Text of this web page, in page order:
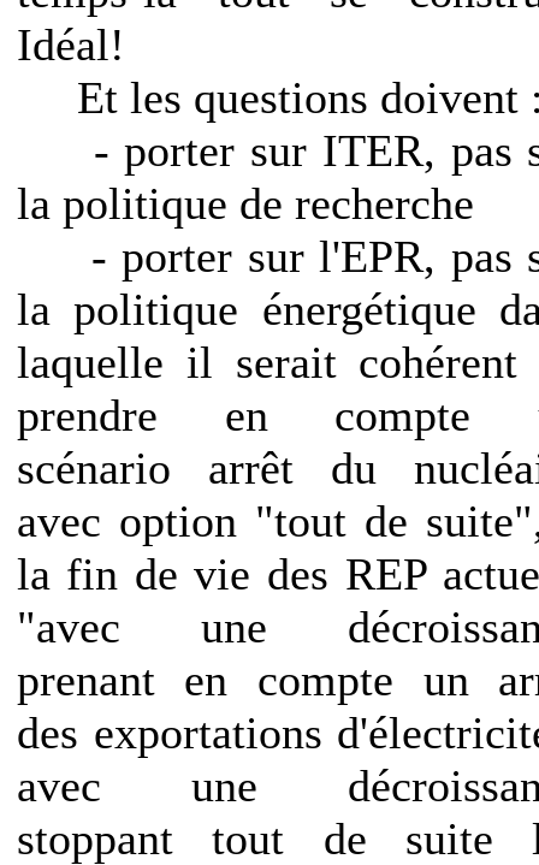
Idéal!
Et les questions
- porter sur ITER, pas
la politique de recherche
- porter sur l'EPR, pas
la politique énergétique
laquelle il serait cohérent
prendre en compte
scénario arrêt du
avec option "tout de
la fin de vie des REP
"avec une
prenant en compte un
des exportations
avec une
stoppant tout de suite